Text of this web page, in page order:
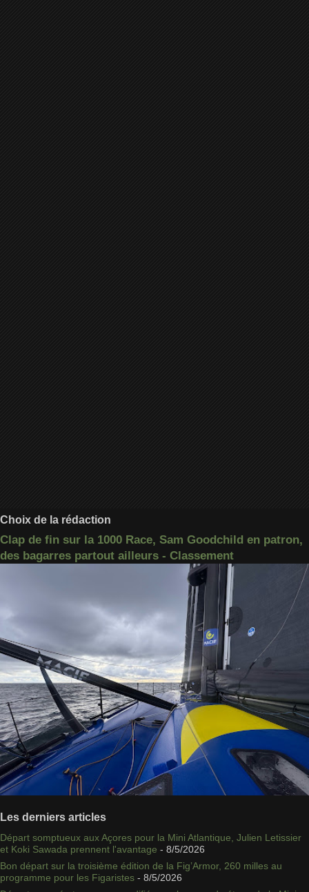
Choix de la rédaction
Clap de fin sur la 1000 Race, Sam Goodchild en patron,
des bagarres partout ailleurs - Classement
Les derniers articles
Départ somptueux aux Açores pour la Mini Atlantique, Julien Letissier
et Koki Sawada prennent l'avantage - 8/5/2026
Bon départ sur la troisième édition de la Fig’Armor, 260 milles au
programme pour les Figaristes - 8/5/2026